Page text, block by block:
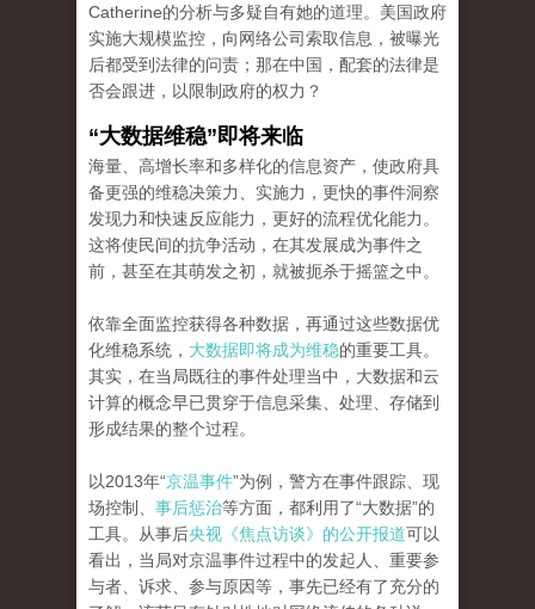
Catherine的分析与多疑自有她的道理。美国政府
实施大规模监控，向网络公司索取信息，被曝光
后都受到法律的问责；那在中国，配套的法律是
否会跟进，以限制政府的权力？
“大数据维稳”即将来临
海量、高增长率和多样化的信息资产，使政府具
备更强的维稳决策力、实施力，更快的事件洞察
发现力和快速反应能力，更好的流程优化能力。
这将使民间的抗争活动，在其发展成为事件之
前，甚至在其萌发之初，就被扼杀于摇篮之中。
依靠全面监控获得各种数据，再通过这些数据优
化维稳系统， 大数据即将成为维稳的重要工具。
其实，在当局既往的事件处理当中，大数据和云
计算的概念早已贯穿于信息采集、处理、存储到
形成结果的整个过程。
以2013年“京温事件”为例，警方在事件跟踪、现
场控制、 事后惩治等方面，都利用了“大数据”的
工具。从事后央视《焦点访谈》的公开报道可以
看出，当局对京温事件过程中的发起人、重要参
与者、诉求、参与原因等，事先已经有了充分的